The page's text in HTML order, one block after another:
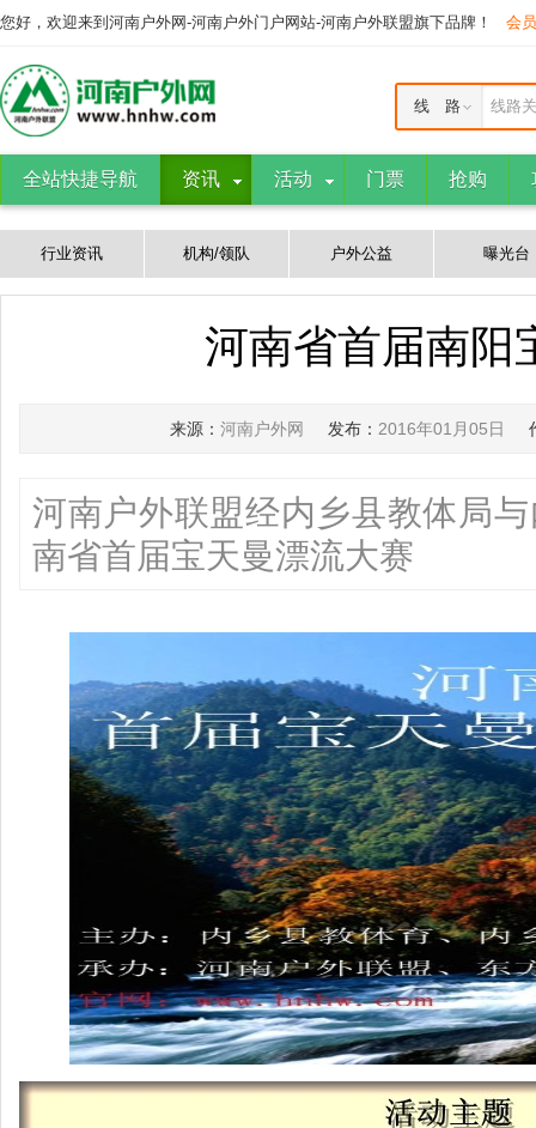
您好，欢迎来到河南户外网-河南户外门户网站-河南户外联盟旗下品牌！ 会
线路
线 路
全站快捷导航 资讯 活动 门票 抢购
行业资讯 机构/领队 户外公益 曝光台
河南省首届南阳
来源： 河南户外网 发布： 2016年01月05日
河南户外联盟经内乡县教体局
南省首届宝天曼漂流大赛